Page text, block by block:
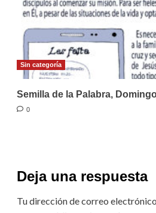
Sin categoría
Semilla de la Palabra,
0
Deja una respuesta
Tu dirección de correo